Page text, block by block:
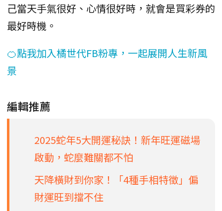
己當天手氣很好、心情很好時，就會是買彩券的
最好時機。
🍊點我加入橘世代FB粉專，一起展開人生新風
景
編輯推薦
2025蛇年5大開運秘訣！新年旺運磁場
啟動，蛇麼難關都不怕
天降橫財到你家！「4種手相特徵」偏
財運旺到擋不住